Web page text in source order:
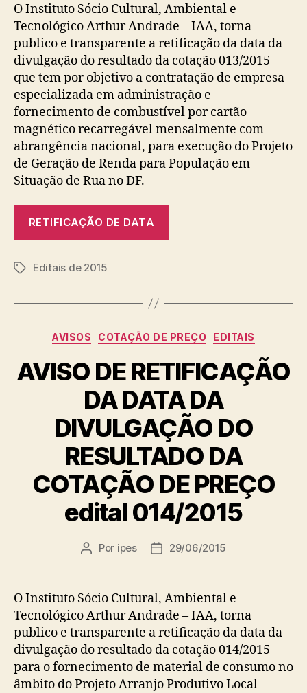
O Instituto Sócio Cultural, Ambiental e
Tecnológico Arthur Andrade – IAA, torna
publico e transparente a retificação da data da
divulgação do resultado da cotação 013/2015
que tem por objetivo a contratação de empresa
especializada em administração e
fornecimento de combustível por cartão
magnético recarregável mensalmente com
abrangência nacional, para execução do Projeto
de Geração de Renda para População em
Situação de Rua no DF.
RETIFICAÇÃO DE DATA
TagsEditais de 2015
Categorias
AVISOS COTAÇÃO DE PREÇO EDITAIS
AVISO DE RETIFICAÇÃO
DA DATA DA
DIVULGAÇÃO DO
RESULTADO DA
COTAÇÃO DE PREÇO
edital 014/2015
Autor
Por ipes
Data29/06/2015
O Instituto Sócio Cultural, Ambiental e
Tecnológico Arthur Andrade – IAA, torna
publico e transparente a retificação da data da
divulgação do resultado da cotação 014/2015
para o fornecimento de material de consumo no
âmbito do Projeto Arranjo Produtivo Local